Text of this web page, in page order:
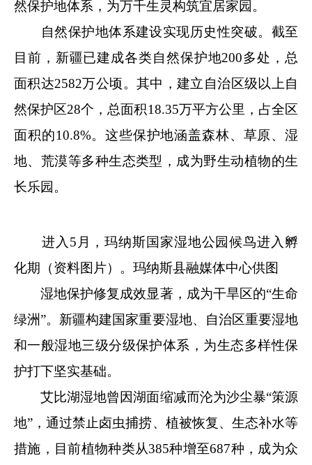
然保护地体系，为万千生灵构筑宜居家园。
自然保护地体系建设实现历史性突破。截至
目前，新疆已建成各类自然保护地200多处，总
面积达2582万公顷。其中，建立自治区级以上自
然保护区28个，总面积18.35万平方公里，占全区
面积的10.8%。这些保护地涵盖森林、草原、湿
地、荒漠等多种生态类型，成为野生动植物的生
长乐园。
进入5月，玛纳斯国家湿地公园候鸟进入孵
化期（资料图片）。玛纳斯县融媒体中心供图
湿地保护修复成效显著，成为干旱区的“生命
绿洲”。新疆构建国家重要湿地、自治区重要湿地
和一般湿地三级分级保护体系，为生态多样性保
护打下坚实基础。
艾比湖湿地曾因湖面缩减而沦为沙尘暴“策源
地”，通过禁止卤虫捕捞、植被恢复、生态补水等
措施，目前植物种类从385种增至687种，成为众